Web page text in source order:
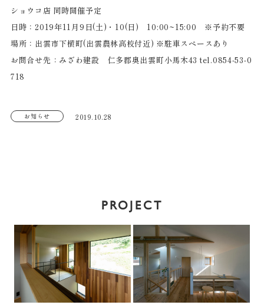
ショウコ店 同時開催予定
日時：2019年11月9日(土)・10(日) 10:00~15:00 ※予約不要
場所：出雲市下横町(出雲農林高校付近) ※駐車スペースあり
お問合せ先：みざわ建設 仁多郡奥出雲町小馬木43 tel.0854-53-0
718
お知らせ 2019.10.28
PROJECT